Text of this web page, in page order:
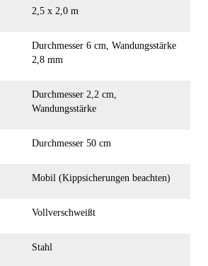
2,5 x 2,0 m
Durchmesser 6 cm, Wandungsstärke
2,8 mm
Durchmesser 2,2 cm,
Wandungsstärke
Durchmesser 50 cm
Mobil (Kippsicherungen beachten)
Vollverschweißt
Stahl